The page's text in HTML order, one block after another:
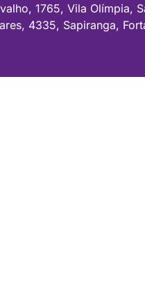
1765, Vila Olímpia,
4335, Sapiranga,